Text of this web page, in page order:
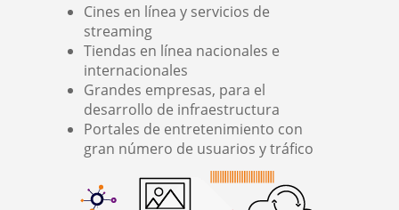
Cines en línea y servicios de
streaming
Tiendas en línea nacionales e
internacionales
Grandes empresas, para el
desarrollo de infraestructura
Portales de entretenimiento con
gran número de usuarios y tráfico